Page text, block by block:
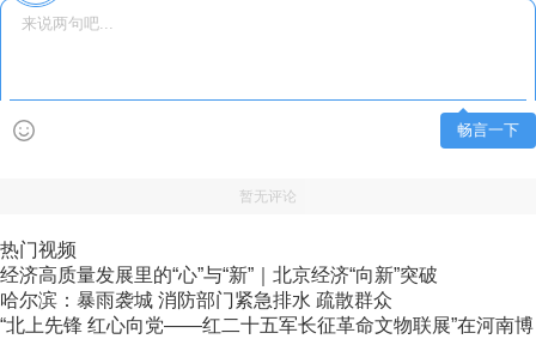
畅言一下
暂无评论
热门视频
经济高质量发展里的“心”与“新”｜北京经济“向新”突破
哈尔滨：暴雨袭城 消防部门紧急排水 疏散群众
“北上先锋 红心向党——红二十五军长征革命文物联展”在河南博